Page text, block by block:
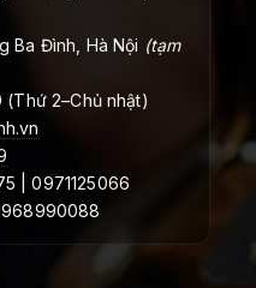
Ba Đình, Hà Nội (tạm
(Thứ 2–Chủ nhật)
| 0971125066